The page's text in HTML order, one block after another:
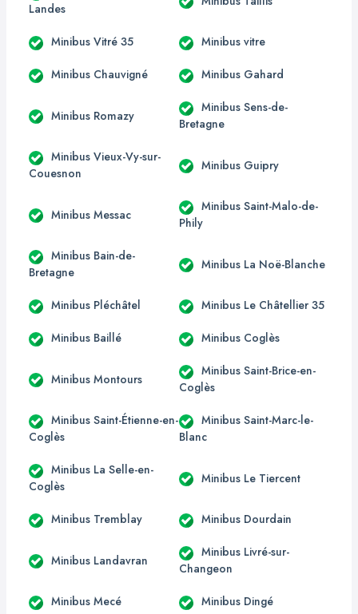
Landes
Minibus Vitré 35 Minibus vitre
Minibus Chauvigné Minibus Gahard
Minibus Romazy
Minibus Sens-de-
Bretagne
Minibus Vieux-Vy-sur-
Couesnon
Minibus Guipry
Minibus Messac
Minibus Saint-Malo-de-
Phily
Minibus Bain-de-
Bretagne
Minibus La Noë-Blanche
Minibus Pléchâtel Minibus Le Châtellier 35
Minibus Baillé Minibus Coglès
Minibus Montours
Minibus Saint-Brice-en-
Coglès
Minibus Saint-Étienne-en-
Coglès
Minibus Saint-Marc-le-
Blanc
Minibus La Selle-en-
Coglès
Minibus Le Tiercent
Minibus Tremblay Minibus Dourdain
Minibus Landavran
Minibus Livré-sur-
Changeon
Minibus Mecé Minibus Dingé